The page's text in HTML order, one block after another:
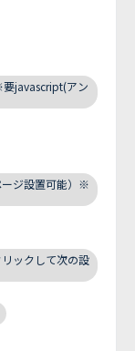
javascript(アン
ージ設置可能）※
ックして次の設